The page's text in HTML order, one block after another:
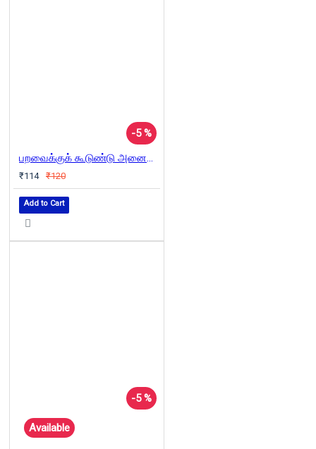
-5 %
பறவைக்குக் கூடுண்டு அனைவருக்கும் வீடு (லாரி பேக்கரின் கனவு)
₹114 ₹120
Add to Cart
-5 %
Available